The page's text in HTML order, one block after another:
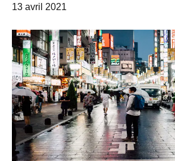
13 avril 2021